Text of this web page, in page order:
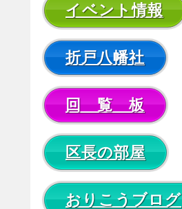
イベント情報
折戸八幡社
回 覧 板
区長の部屋
おりこうブログ